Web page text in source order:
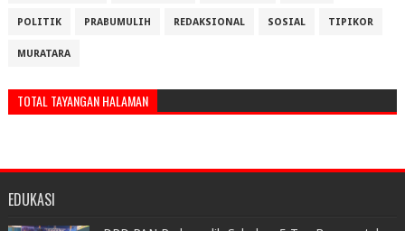
POLITIK PRABUMULIH REDAKSIONAL SOSIAL TIPIKOR
MURATARA
TOTAL TAYANGAN HALAMAN
EDUKASI